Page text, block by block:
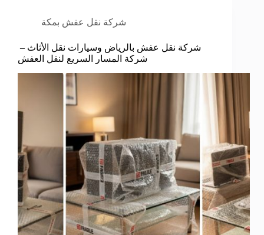
شركة نقل عفش بمكة
شركة نقل عفش بالرياض وسيارات نقل الأثاث –
شركة المسار السريع لنقل العفش